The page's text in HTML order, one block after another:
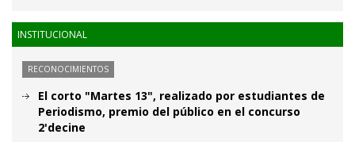
INSTITUCIONAL
RECONOCIMIENTOS
El corto "Martes 13", realizado por estudiantes de
Periodismo, premio del público en el concurso
2'decine